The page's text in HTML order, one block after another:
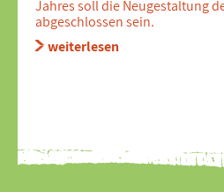
Jahres soll die Neugestaltung
abgeschlossen sein.
weiterlesen